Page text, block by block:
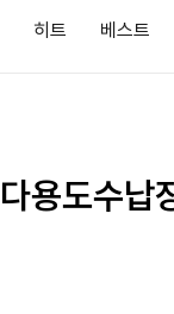
히트 베스트
다용도수납